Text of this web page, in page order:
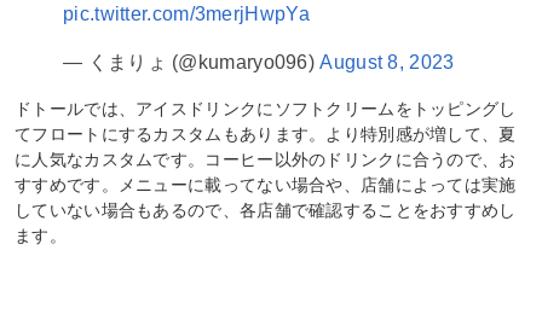
pic.twitter.com/3merjHwpYa
— くまりょ (@kumaryo096)August 8, 2023
ドトールでは、アイスドリンクにソフトクリームをトッピングし
てフロートにするカスタムもあります。より特別感が増して、夏
に人気なカスタムです。コーヒー以外のドリンクに合うので、お
すすめです。メニューに載ってない場合や、店舗によっては実施
していない場合もあるので、各店舗で確認することをおすすめし
ます。